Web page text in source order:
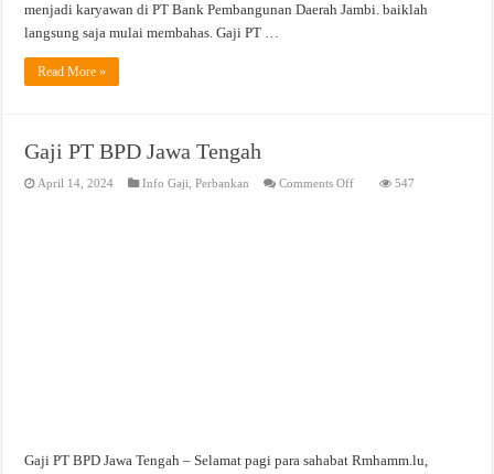
menjadi karyawan di PT Bank Pembangunan Daerah Jambi. baiklah
langsung saja mulai membahas. Gaji PT …
Read More »
Gaji PT BPD Jawa Tengah
April 14, 2024 Info Gaji,Perbankan Comments Offon
547
Gaji PT BPD Jawa Tengah – Selamat pagi para sahabat Rmhamm.lu,